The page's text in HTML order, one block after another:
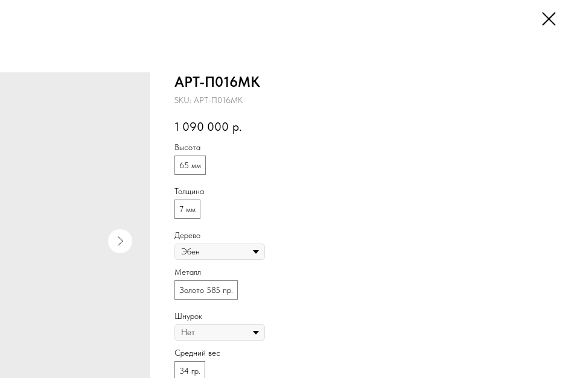
АРТ-П016МК
SKU: АРТ-П016МК
1 090 000 р.
Высота
65 мм
Толщина
7 мм
Дерево
Металл
Золото 585 пр.
Шнурок
Средний вес
34 гр.